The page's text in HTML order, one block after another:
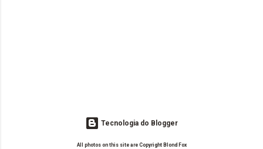
Tecnologia do Blogger
All photos on this site are Copyright Blond Fox